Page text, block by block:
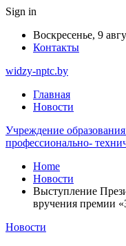
Sign in
Воскресенье, 9
Контакты
widzy-nptc.by
Главная
Новости
Учреждение
профессионально-
Home
Новости
Выступление
вручения премии
Новости